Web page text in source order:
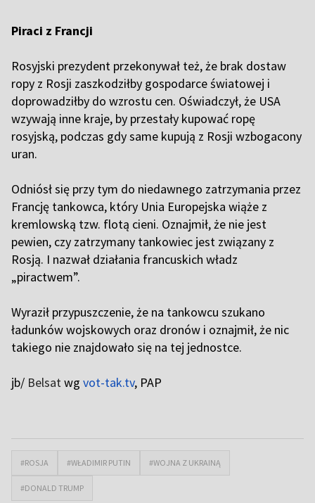
Piraci z Francji
Rosyjski prezydent przekonywał też, że brak dostaw
ropy z Rosji zaszkodziłby gospodarce światowej i
doprowadziłby do wzrostu cen. Oświadczył, że USA
wzywają inne kraje, by przestały kupować ropę
rosyjską, podczas gdy same kupują z Rosji wzbogacony
uran.
Odniósł się przy tym do niedawnego zatrzymania przez
Francję tankowca, który Unia Europejska wiąże z
kremlowską tzw. flotą cieni. Oznajmił, że nie jest
pewien, czy zatrzymany tankowiec jest związany z
Rosją. I nazwał działania francuskich władz
„piractwem”.
Wyraził przypuszczenie, że na tankowcu szukano
ładunków wojskowych oraz dronów i oznajmił, że nic
takiego nie znajdowało się na tej jednostce.
jb/ Belsatwg vot-tak.tv, PAP
#ROSJA #WŁADIMIR PUTIN #WOJNA Z UKRAINĄ
#DONALD TRUMP